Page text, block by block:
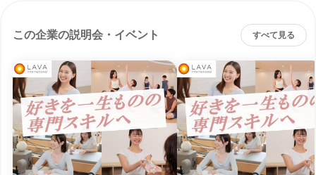
この企業の説明会・イベント すべて見る